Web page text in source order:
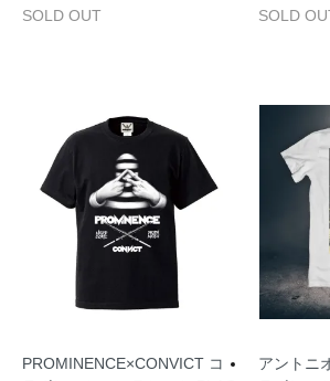
SOLD OUT SOLD
PROMINENCE×CONVICT コ
アントニ